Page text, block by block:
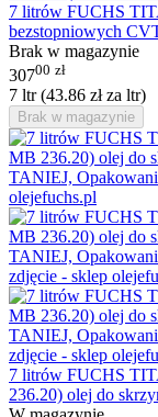
7 litrów FUCHS
bezstopniowych
Brak w magazynie
30700 zł
7 ltr (43.86 złza ltr)
Brak w magazynie
7 litrów FUCHS
236.20) olej do